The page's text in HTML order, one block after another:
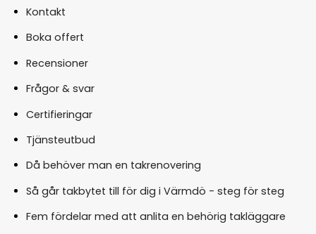
Kontakt
Boka offert
Recensioner
Frågor & svar
Certifieringar
Tjänsteutbud
Då behöver man en takrenovering
Så går takbytet till för dig i Värmdö - steg för steg
Fem fördelar med att anlita en behörig takläggare